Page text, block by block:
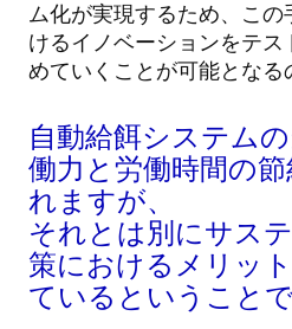
ム化が実現するため、こ
けるイノベーションをテ
めていくことが可能となる
自動給餌システム
働力と労働時間の
れますが、
それとは別にサス
策におけるメリッ
ているということで